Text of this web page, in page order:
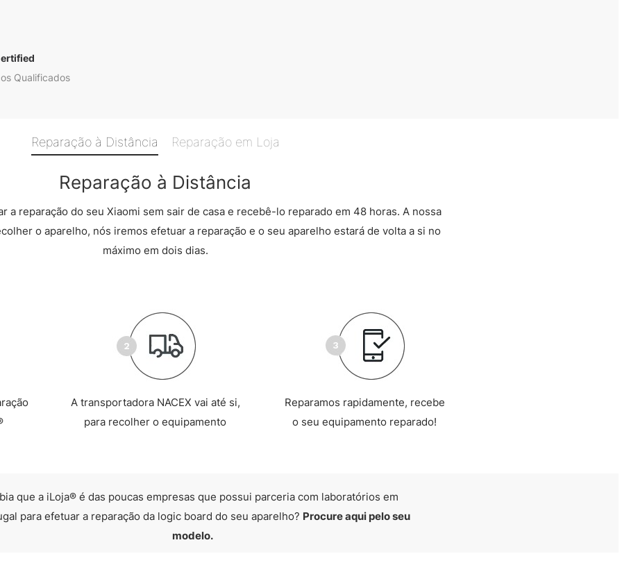
Qualificados
Reparação à Distância Reparação em Loja
Reparação à Distância
a reparação do seu Xiaomi sem sair de casa e recebê-lo reparado em 48 horas. A nossa
o aparelho, nós iremos efetuar a reparação e o seu aparelho estará de volta a si no
máximo em dois dias.
A transportadora NACEX vai até si,
para recolher o equipamento
Reparamos rapidamente, recebe
o seu equipamento reparado!
que a iLoja® é das poucas empresas que possui parceria com laboratórios em
para efetuar a reparação da logic board do seu aparelho? Procure aqui pelo seu
modelo.